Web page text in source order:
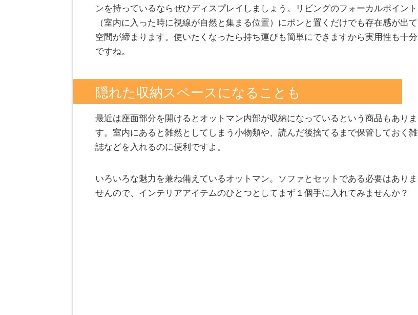
ンを持っているならぜひディスプレイしましょう。リビングのフォーカルポイント
（室内に入った時に視線が自然と集まる位置）にポンと置くだけでも存在感が出て
空間が締まります。使いたくなったら持ち運びも簡単にできますから実用性も十分
ですね。
隠れた収納スペースになることも
最近は座面部分を開けるとオットマン内部が収納になっているという商品もありま
す。室内にあると雑然としてしまう小物類や、読んだ後捨てるまで保管しておく雑
誌などを入れるのに便利ですよ。
いろいろな魅力を兼ね備えているオットマン。ソファとセットである必要はありま
せんので、インテリアアイテムのひとつとしてまず１個手に入れてみませんか？